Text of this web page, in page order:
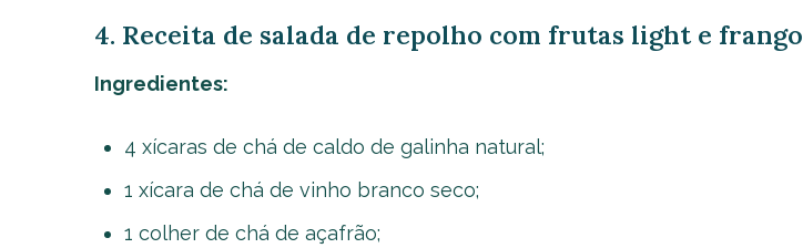
4. Receita de salada de repolho com frutas light e frango
Ingredientes:
4 xícaras de chá de caldo de galinha natural;
1 xícara de chá de vinho branco seco;
1 colher de chá de açafrão;